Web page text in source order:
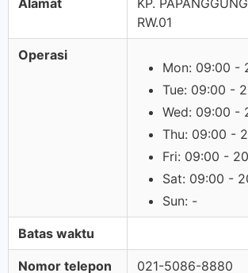
Alamat
KP.
RW.01
Operasi
Mon: 09:00 -
Tue: 09:00 -
Wed: 09:00 -
Thu: 09:00 -
Fri: 09:00 -
Sat: 09:00 -
Sun: -
Batas waktu
Nomor telepon 021-5086-8880